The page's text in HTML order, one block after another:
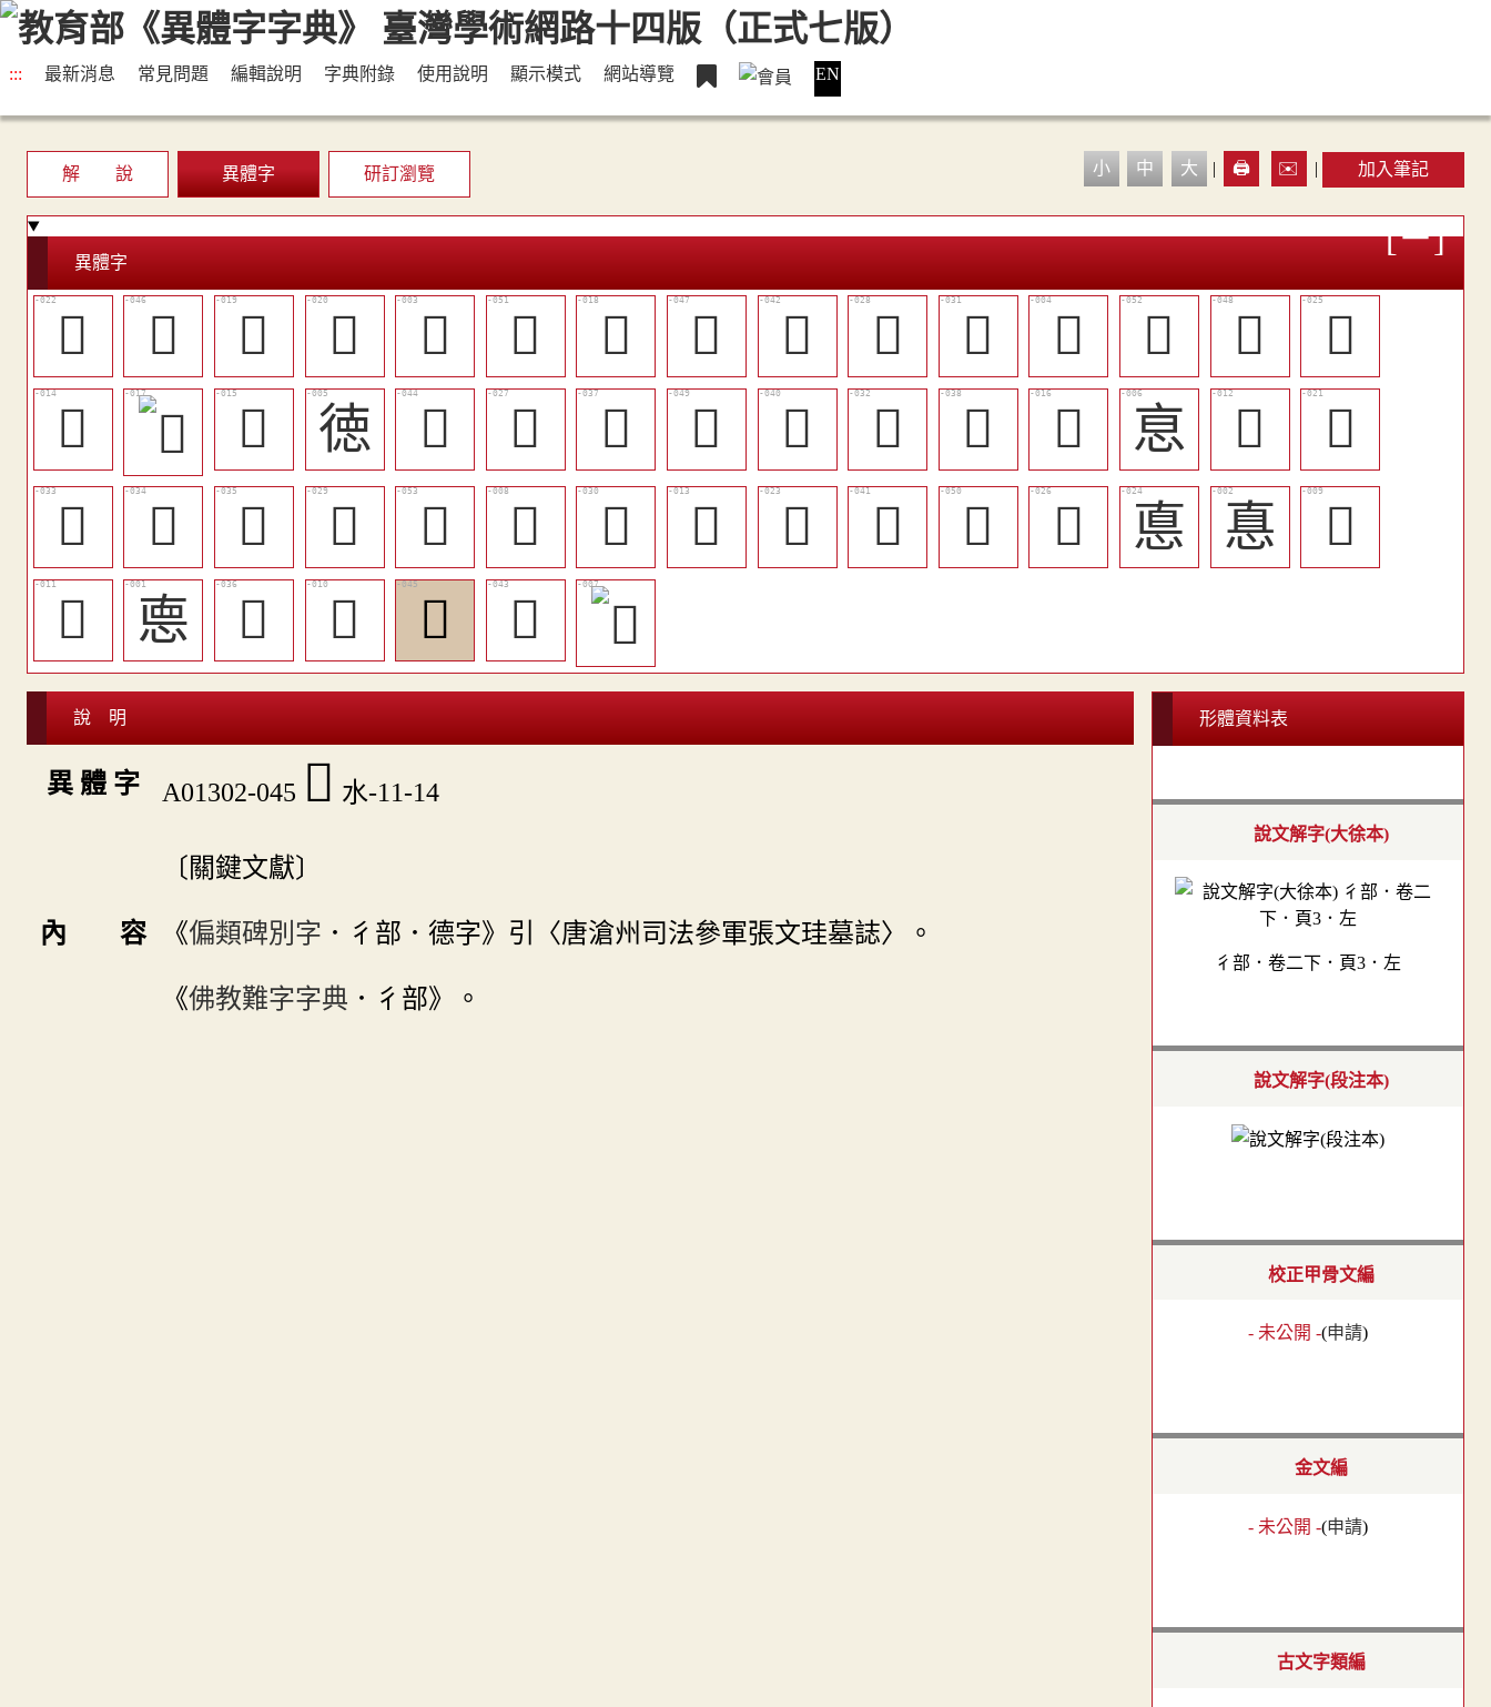
::: 最新消息 常見問題 編輯說明 字典附錄 使用說明 顯示模式 網站導覽 EN
解 說 異體字 研訂瀏覽 小 中 大 | 🖨️ ✉️ | 加入筆記
異體字
󰍯 󰑮 󵗆 󱺿 󰐺 󱻝 󱺾 󱻙 󱻔 󱻇 󱻊 󱺴 󱻞 󱻚
󱻄
󱺻
󱺼 徳 󱻖 󱻆 󱻐 󱻛 󱻒 󱻋 󱻑 󱺽 恴 󱺹
󱻁
󱻌
󱻍 󱻎 󱻈 󱻟 󱺵 󱻉 󱺺 󱻃 󱻓 󱻜 󱻅 悳 惪
󱺶
󱺸
㥁 󱻏 󱺷 󱻗 󱻕
說 明
異 體 字 A01302-045 󱻗 水-11-14
內 容
〔關鍵文獻〕
《偏類碑別字 ．彳部．德字》引〈唐滄州司法參軍張文珪墓誌〉。
《佛教難字字典 ．彳部》。
形體資料表
說文解字(大徐本)
彳部．卷二下．頁3．左
說文解字(段注本)
校正甲骨文編
- 未公開 -(申請)
金文編
- 未公開 -(申請)
古文字類編